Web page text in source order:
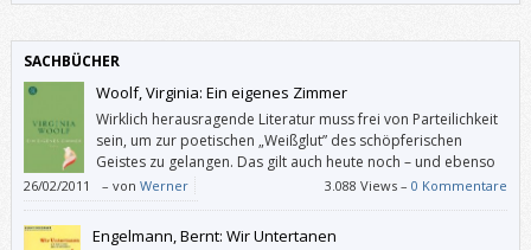
SACHBÜCHER
Woolf, Virginia: Ein eigenes Zimmer
Wirklich herausragende Literatur muss frei von Parteilichkeit
sein, um zur poetischen „Weißglut” des schöpferischen
Geistes zu gelangen. Das gilt auch heute noch – und ebenso
für Männer.
26/02/2011 – von Werner 3.088 Views –0 Kommentare
Engelmann, Bernt: Wir Untertanen